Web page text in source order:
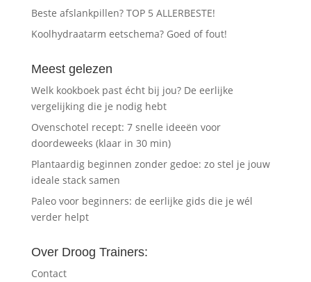
Beste afslankpillen? TOP 5 ALLERBESTE!
Koolhydraatarm eetschema? Goed of fout!
Meest gelezen
Welk kookboek past écht bij jou? De eerlijke
vergelijking die je nodig hebt
Ovenschotel recept: 7 snelle ideeën voor
doordeweeks (klaar in 30 min)
Plantaardig beginnen zonder gedoe: zo stel je jouw
ideale stack samen
Paleo voor beginners: de eerlijke gids die je wél
verder helpt
Over Droog Trainers:
Contact